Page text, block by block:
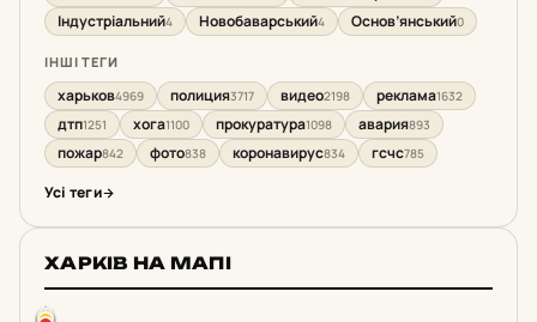
Індустріальний4 Новобаварський4 Основ’янський0
ІНШІ ТЕГИ
харьков4969 полиция3717 видео2198 реклама1632
дтп1251 хога1100 прокуратура1098 авария893
пожар842 фото838 коронавирус834 гсчс785
Усі теги
ХАРКІВ НА МАПІ